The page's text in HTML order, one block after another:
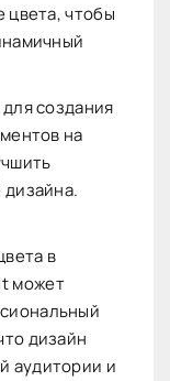
цвета, чтобы
создания
на
в
может
дизайн
аудитории и